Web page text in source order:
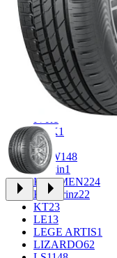
CROSS_STREET
Eurodisk1
FF34
GR71
Grizzly 3
iFree1004
iFree Original53
Ikon1
INFORGED1
K&K1
K72
KDW148
Keskin1
KHOMEN224
Kronprinz22
KT23
LE13
LEGE ARTIS1
LIZARDO62